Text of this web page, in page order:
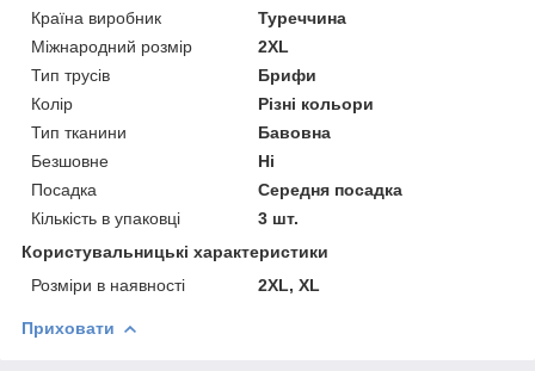
Країна виробник
Туреччина
Міжнародний розмір
2XL
Тип трусів
Брифи
Колір
Різні кольори
Тип тканини
Бавовна
Безшовне
Ні
Посадка
Середня посадка
Кількість в упаковці
3 шт.
Користувальницькі характеристики
Розміри в наявності
2XL, XL
Приховати